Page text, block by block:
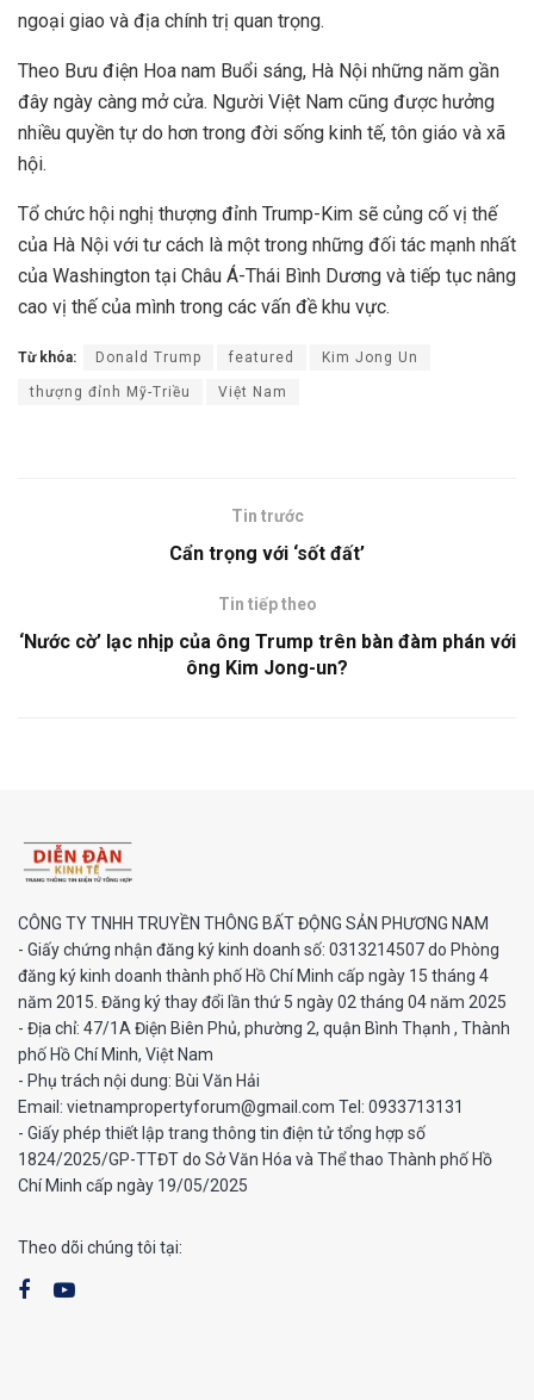
ngoại giao và địa chính trị quan trọng.
Theo Bưu điện Hoa nam Buổi sáng, Hà Nội những năm gần
đây ngày càng mở cửa. Người Việt Nam cũng được hưởng
nhiều quyền tự do hơn trong đời sống kinh tế, tôn giáo và xã
hội.
Tổ chức hội nghị thượng đỉnh Trump-Kim sẽ củng cố vị thế
của Hà Nội với tư cách là một trong những đối tác mạnh nhất
của Washington tại Châu Á-Thái Bình Dương và tiếp tục nâng
cao vị thế của mình trong các vấn đề khu vực.
Từ khóa: Donald Trump featured Kim Jong Un
thượng đỉnh Mỹ-Triều Việt Nam
Tin trước
Cẩn trọng với ‘sốt đất’
Tin tiếp theo
‘Nước cờ’ lạc nhịp của ông Trump trên bàn đàm phán với
ông Kim Jong-un?
CÔNG TY TNHH TRUYỀN THÔNG BẤT ĐỘNG SẢN PHƯƠNG NAM
- Giấy chứng nhận đăng ký kinh doanh số: 0313214507 do Phòng
đăng ký kinh doanh thành phố Hồ Chí Minh cấp ngày 15 tháng 4
năm 2015. Đăng ký thay đổi lần thứ 5 ngày 02 tháng 04 năm 2025
- Địa chỉ: 47/1A Điện Biên Phủ, phường 2, quận Bình Thạnh , Thành
phố Hồ Chí Minh, Việt Nam
- Phụ trách nội dung: Bùi Văn Hải
Email: vietnampropertyforum@gmail.com Tel: ‭0933713131
- Giấy phép thiết lập trang thông tin điện tử tổng hợp số
1824/2025/GP-TTĐT do Sở Văn Hóa và Thể thao Thành phố Hồ
Chí Minh cấp ngày 19/05/2025
Theo dõi chúng tôi tại: